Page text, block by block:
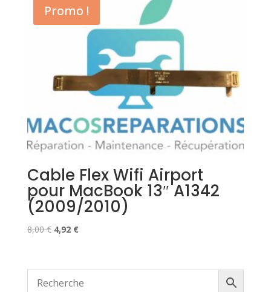
21,00 €.7,00 €.
Promo !
Cable Flex Wifi Airport
pour MacBook 13″ A1342
(2009/2010)
8,00€ Le
était :
8,00 €.
4,92 €Le
est :
4,92 €.